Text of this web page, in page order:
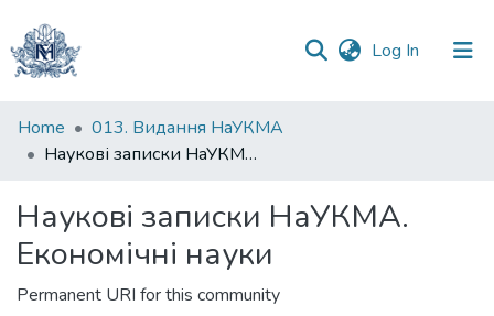
Log In (current)
Communities
&
All of DSpace
Home
013. Видання НаУКМА
Наукові записки НаУКМА. Економічні науки
Наукові записки НаУКМА.
Економічні науки
Permanent URI for this community